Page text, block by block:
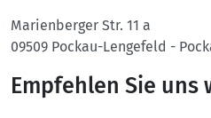
Marienberger Str. 11 a
09509 Pockau-Lengefeld -
Empfehlen Sie uns